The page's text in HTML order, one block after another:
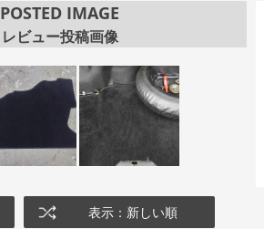
POSTED IMAGE
レビュー投稿画像
表示：新しい順